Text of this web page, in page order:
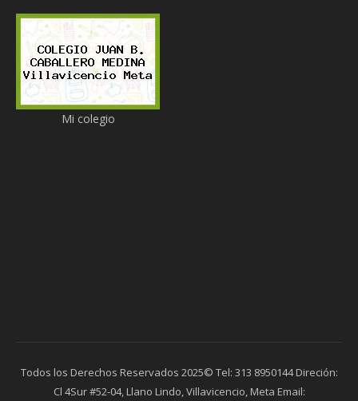
Mi colegio
Todos los Derechos Reservados 2025© Tel: 313 8950144 Direción:
Cl 4Sur #52-04, Llano Lindo, Villavicencio, Meta Email: